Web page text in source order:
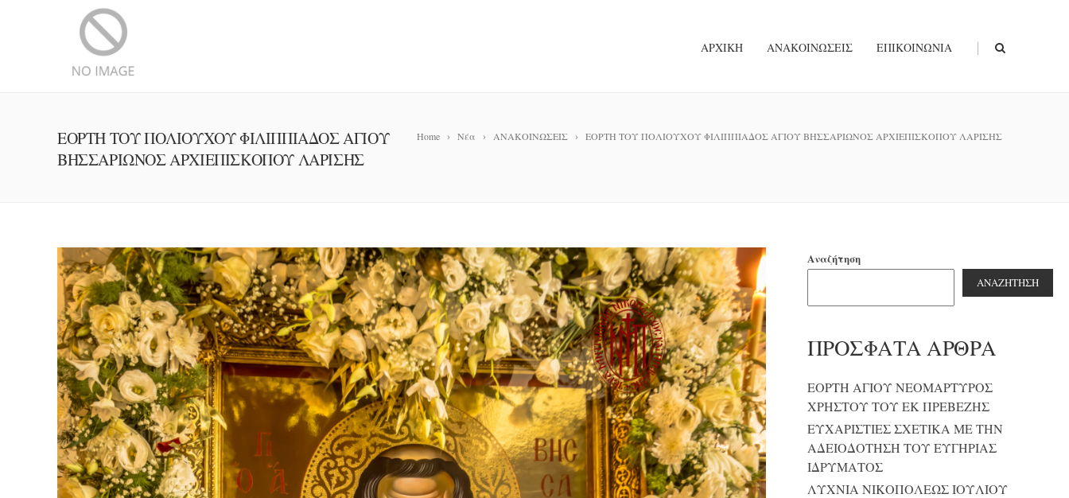
ΑΡΧΙΚΉ ΑΝΑΚΟΙΝΏΣΕΙΣ ΕΠΙΚΟΙΝΩΝΊΑ |
Home Νέα ΑΝΑΚΟΙΝΩΣΕΙΣ ΕΟΡΤΗ ΤΟΥ ΠΟΛΙΟΥΧΟΥ ΦΙΛΙΠΠΙΑΔΟΣ ΑΓΙΟΥ ΒΗΣΣΑΡΙΩΝΟΣ ΑΡΧΙΕΠΙΣΚΟΠΟΥ ΛΑΡΙΣΗΣ
ΕΟΡΤΗ ΤΟΥ ΠΟΛΙΟΥΧΟΥ ΦΙΛΙΠΠΙΑΔΟΣ ΑΓΙΟΥ
ΒΗΣΣΑΡΙΩΝΟΣ ΑΡΧΙΕΠΙΣΚΟΠΟΥ ΛΑΡΙΣΗΣ
Αναζήτηση
ΑΝΑΖΉΤΗΣΗ
ΠΡΌΣΦΑΤΑ ΆΡΘΡΑ
ΕΟΡΤΗ ΑΓΙΟΥ ΝΕΟΜΑΡΤΥΡΟΣ
ΧΡΗΣΤΟΥ ΤΟΥ ΕΚ ΠΡΕΒΕΖΗΣ
ΕΥΧΑΡΙΣΤΙΕΣ ΣΧΕΤΙΚΑ ΜΕ ΤΗΝ
ΑΔΕΙΟΔΟΤΗΣΗ ΤΟΥ ΕΥΓΗΡΙΑΣ
ΙΔΡΥΜΑΤΟΣ
ΛΥΧΝΙΑ ΝΙΚΟΠΟΛΕΩΣ ΙΟΥΛΙΟΥ